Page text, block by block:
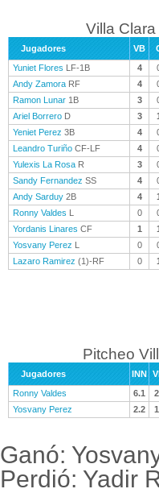
Villa
Jugadores VB
Yuniet Flores LF-1B 4
Andy Zamora RF 4
Ramon Lunar 1B 3
Ariel Borrero D 3
Yeniet Perez 3B 4
Leandro Turiño CF-LF 4
Yulexis La Rosa R 3
Sandy Fernandez SS 4
Andy Sarduy 2B 4
Ronny Valdes L 0
Yordanis Linares CF 1
Yosvany Perez L 0
Lazaro Ramirez (1)-RF 0
Pitcheo
Jugadores INN
Ronny Valdes
6.1
Yosvany Perez
2.2
Ganó:
Perdió: Yadir